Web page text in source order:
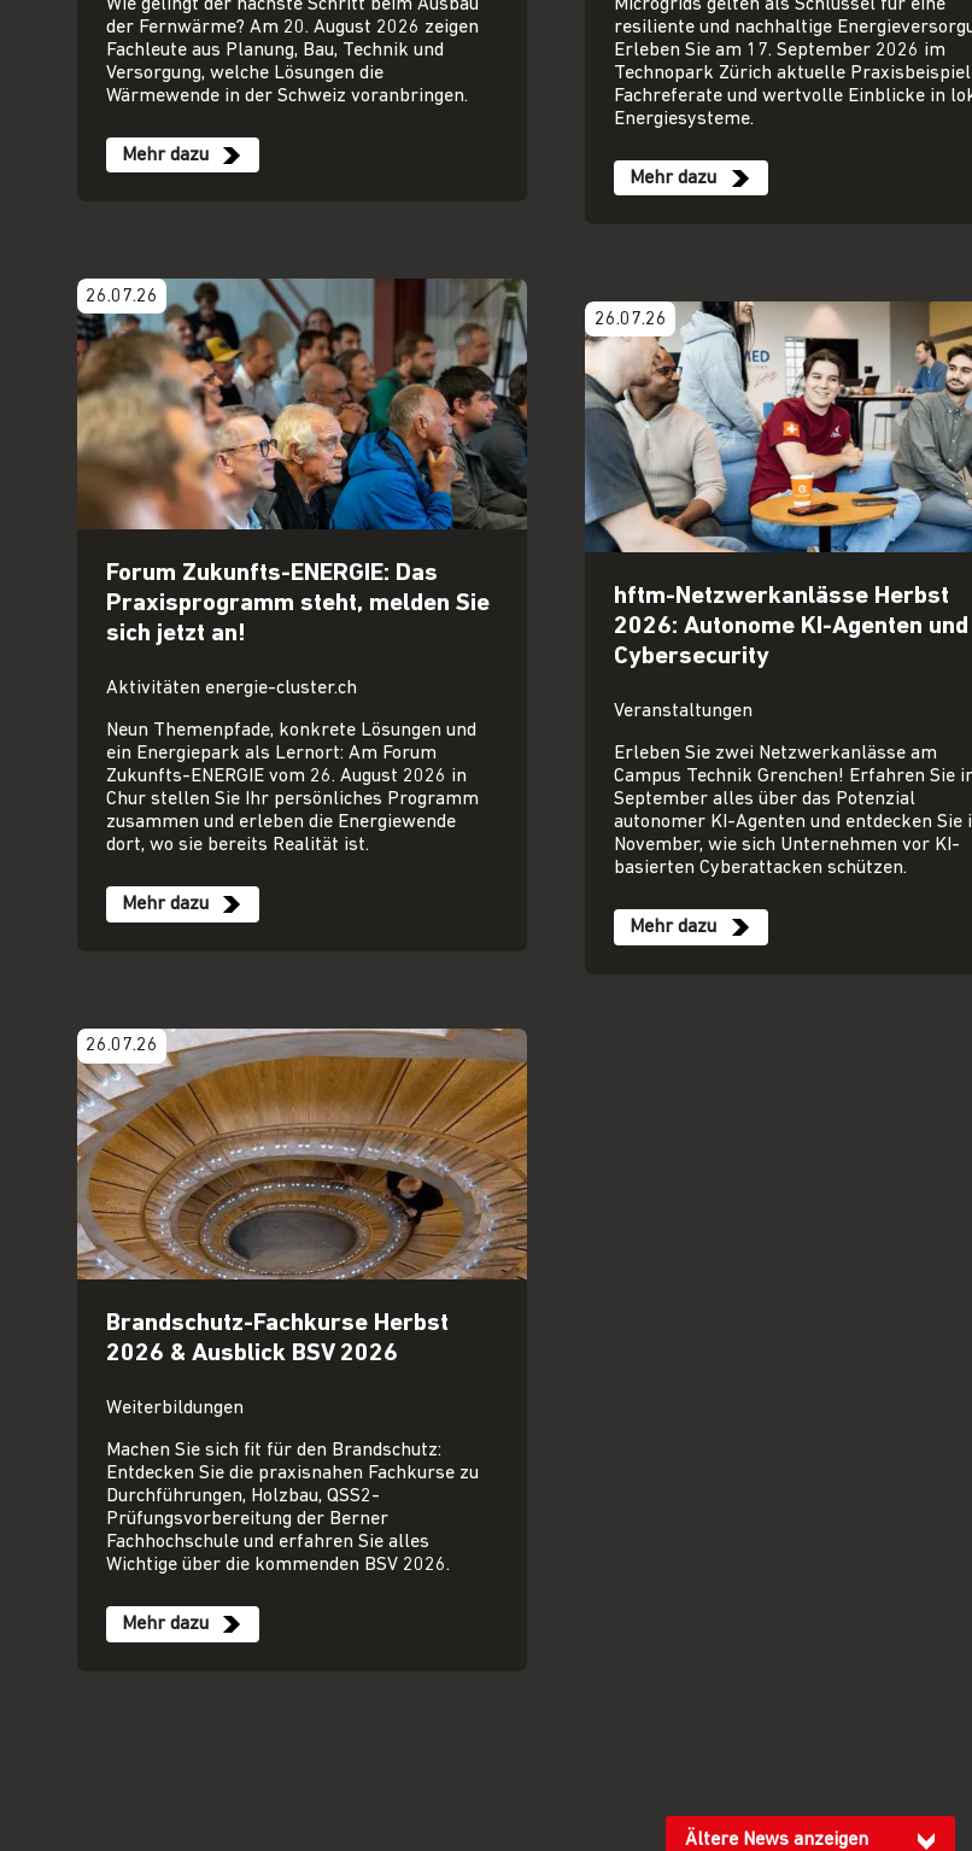
Wie gelingt der nächste Schritt beim Ausbau
der Fernwärme? Am 20. August 2026 zeigen
Fachleute aus Planung, Bau, Technik und
Versorgung, welche Lösungen die
Wärmewende in der Schweiz voranbringen.
Mehr dazu
26.07.26
Forum Zukunfts-ENERGIE: Das
Praxisprogramm steht, melden Sie
sich jetzt an!
Aktivitäten energie-cluster.ch
Neun Themenpfade, konkrete Lösungen und
ein Energiepark als Lernort: Am Forum
Zukunfts-ENERGIE vom 26. August 2026 in
Chur stellen Sie Ihr persönliches Programm
zusammen und erleben die Energiewende
dort, wo sie bereits Realität ist.
Mehr dazu
26.07.26
Brandschutz-Fachkurse Herbst
2026 & Ausblick BSV 2026
Weiterbildungen
Machen Sie sich fit für den Brandschutz:
Entdecken Sie die praxisnahen Fachkurse zu
Durchführungen, Holzbau, QSS2-
Prüfungsvorbereitung der Berner
Fachhochschule und erfahren Sie alles
Wichtige über die kommenden BSV 2026.
Mehr dazu
Microgrids gelten als Schlüssel für eine
resiliente und nachhaltige
Erleben Sie am 17. September 2026 im
Technopark Zürich aktuelle
Fachreferate und wertvolle Einblicke in
Energiesysteme.
Mehr dazu
26.07.26
hftm-Netzwerkanlässe Herbst
2026: Autonome KI-Agenten und
Cybersecurity
Veranstaltungen
Erleben Sie zwei Netzwerkanlässe am
Campus Technik Grenchen! Erfahren Sie
September alles über das Potenzial
autonomer KI-Agenten und entdecken Sie
November, wie sich Unternehmen vor KI-
basierten Cyberattacken schützen.
Mehr dazu
Ältere News anzeigen